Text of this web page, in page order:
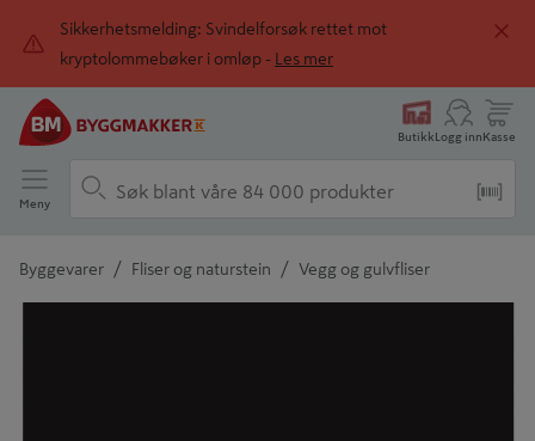
Sikkerhetsmelding: Svindelforsøk rettet mot
kryptolommebøker i omløp -
Les mer
ButikkLogg innKasse
Meny
Byggevarer / Fliser og naturstein / Vegg og gulvfliser